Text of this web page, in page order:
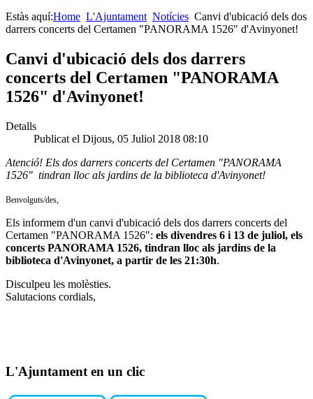
Estàs aquí:Home L'Ajuntament Notícies Canvi d'ubicació dels dos
darrers concerts del Certamen "PANORAMA 1526" d'Avinyonet!
Canvi d'ubicació dels dos darrers
concerts del Certamen "PANORAMA
1526" d'Avinyonet!
Detalls
Publicat el Dijous, 05 Juliol 2018 08:10
Atenció! Els dos darrers concerts del Certamen "PANORAMA
1526" tindran lloc als jardins de la biblioteca d'Avinyonet!
Benvolguts/des,
Els informem d'un canvi d'ubicació dels dos darrers concerts del
Certamen "PANORAMA 1526": els divendres 6 i 13 de juliol, els
concerts PANORAMA 1526, tindran lloc als jardins de la
biblioteca d'Avinyonet, a partir de les 21:30h.
Disculpeu les molèsties.
Salutacions cordials,
L'Ajuntament en un clic